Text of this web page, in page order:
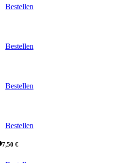
Bestellen
Bestellen
Bestellen
Bestellen
7,50 €